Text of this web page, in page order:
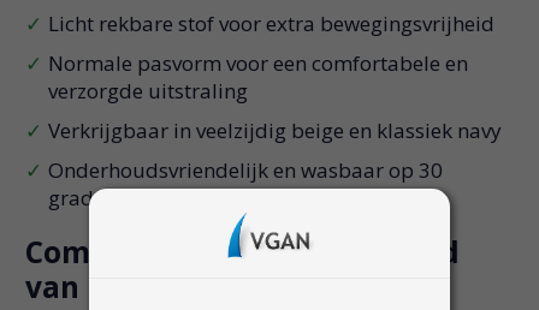
Licht rekbare stof voor extra bewegingsvrijheid
Normale pasvorm voor een comfortabele en
verzorgde uitstraling
Verkrijgbaar in veelzijdig beige en klassiek navy
Onderhoudsvriendelijk en wasbaar op 30
graden
Comfortabel herenoverhemd
van linnen en katoen